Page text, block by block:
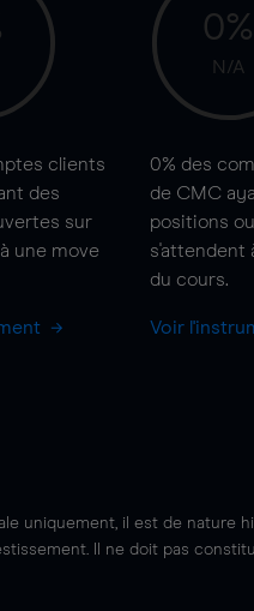
clients
des
sur
une move
0%
N/A
0% des
de CMC
positions
s'attendent
du cours.
Voir
uniquement, il est de nature
Il ne doit pas